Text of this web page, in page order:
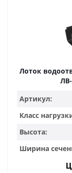
Лоток
Артикул:
Класс
Высота:
Ширина